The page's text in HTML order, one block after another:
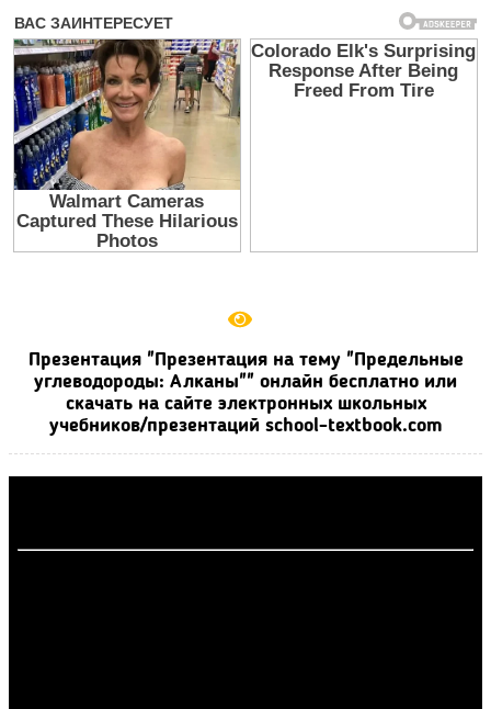
Презентация "Презентация на тему "Предельные
углеводороды: Алканы"" онлайн бесплатно или
скачать на сайте электронных школьных
учебников/презентаций school-textbook.com